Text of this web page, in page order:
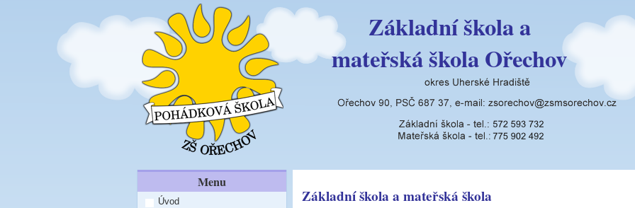
Základní škola a
mateřská škola Ořechov
Menu
Úvod
Základní škola a mateřská škola